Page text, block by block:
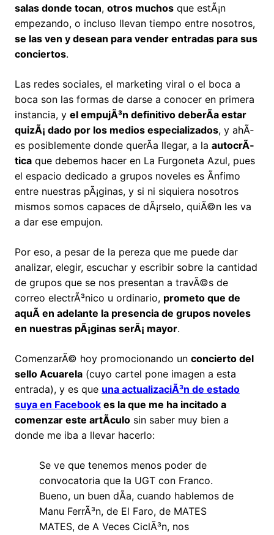
salas donde tocan, otros muchos que estÃ¡n
empezando, o incluso llevan tiempo entre nosotros,
se las ven y desean para vender entradas para sus
conciertos.
Las redes sociales, el marketing viral o el boca a
boca son las formas de darse a conocer en primera
instancia, y el empujÃ³n definitivo deberÃ­a estar
quizÃ¡ dado por los medios especializados, y ahÃ­
es posiblemente donde querÃ­a llegar, a la autocrÃ­
tica que debemos hacer en La Furgoneta Azul, pues
el espacio dedicado a grupos noveles es Ã­nfimo
entre nuestras pÃ¡ginas, y si ni siquiera nosotros
mismos somos capaces de dÃ¡rselo, quiÃ©n les va
a dar ese empujon.
Por eso, a pesar de la pereza que me puede dar
analizar, elegir, escuchar y escribir sobre la cantidad
de grupos que se nos presentan a travÃ©s de
correo electrÃ³nico u ordinario, prometo que de
aquÃ­ en adelante la presencia de grupos noveles
en nuestras pÃ¡ginas serÃ¡ mayor.
ComenzarÃ© hoy promocionando un concierto del
sello Acuarela (cuyo cartel pone imagen a esta
entrada), y es que una actualizaciÃ³n de estado
suya en Facebook es la que me ha incitado a
comenzar este artÃ­culo sin saber muy bien a
donde me iba a llevar hacerlo:
Se ve que tenemos menos poder de
convocatoria que la UGT con Franco.
Bueno, un buen dÃ­a, cuando hablemos de
Manu FerrÃ³n, de El Faro, de MATES
MATES, de A Veces CiclÃ³n, nos